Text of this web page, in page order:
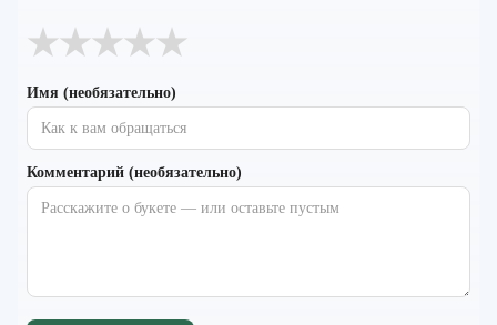
★
★
★
★
★
Имя (необязательно)
Комментарий (необязательно)